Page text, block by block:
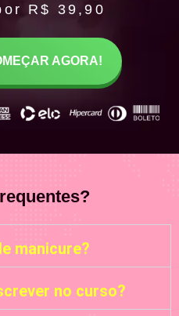
R$ 39,90
AGORA!
manicure?
no curso?